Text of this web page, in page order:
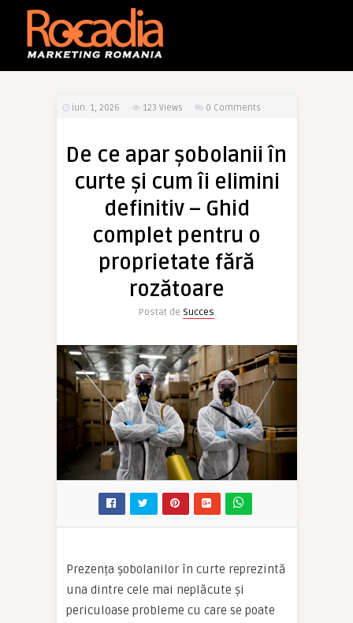
iun. 1, 2026 123 Views 0 Comments
De ce apar șobolanii în
curte și cum îi elimini
definitiv – Ghid
complet pentru o
proprietate fără
rozătoare
Postat de Succes
Prezența șobolanilor în curte reprezintă
una dintre cele mai neplăcute și
periculoase probleme cu care se poate